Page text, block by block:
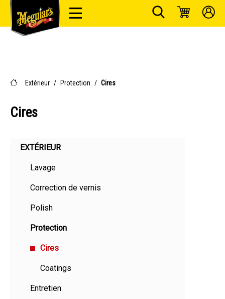
Extérieur / Protection / Cires
Cires
EXTÉRIEUR
Lavage
Correction de vernis
Polish
Protection
Cires
Coatings
Entretien